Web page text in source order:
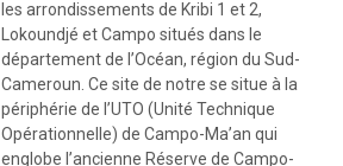
les arrondissements de Kribi 1 et 2,
Lokoundjé et Campo situés dans le
département de l’Océan, région du Sud-
Cameroun. Ce site de notre se situe à la
périphérie de l’UTO (Unité Technique
Opérationnelle) de Campo-Ma’an qui
englobe l’ancienne Réserve de Campo-